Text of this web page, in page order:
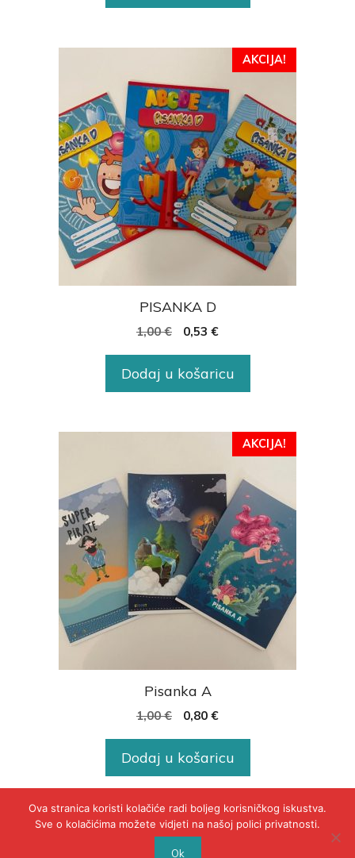
AKCIJA!
PISANKA D
1,00€ 0,53 €
Dodaj u košaricu
AKCIJA!
Pisanka A
1,00€ 0,80 €
Dodaj u košaricu
© 2020 - POLICA PRIVATNOSTI
Ova stranica koristi kolačiće radi boljeg korisničkog iskustva.
Sve o kolačićima možete vidjeti na našoj polici privatnosti.
Ok